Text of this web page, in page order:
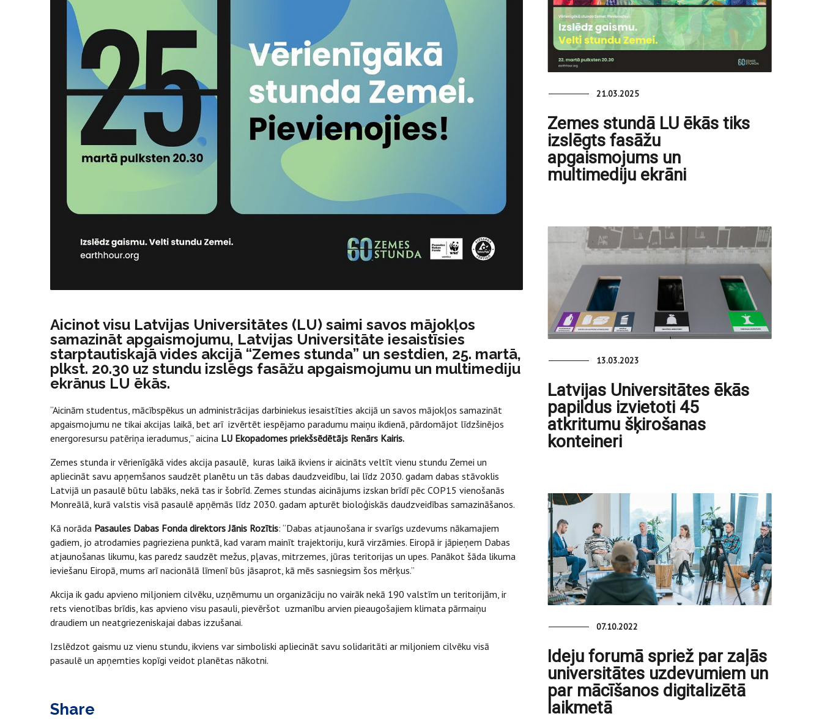
Aicinot visu Latvijas Universitātes (LU) saimi savos mājokļos
samazināt apgaismojumu, Latvijas Universitāte iesaistīsies
starptautiskajā vides akcijā “Zemes stunda” un sestdien, 25. martā,
plkst. 20.30 uz stundu izslēgs fasāžu apgaismojumu un multimediju
ekrānus LU ēkās.
“Aicinām studentus, mācībspēkus un administrācijas darbiniekus iesaistīties akcijā un savos mājokļos samazināt
apgaismojumu ne tikai akcijas laikā, bet arī izvērtēt iespējamo paradumu maiņu ikdienā, pārdomājot līdzšinējos
energoresursu patēriņa ieradumus,” aicina LU Ekopadomes priekšsēdētājs Renārs Kairis.
Zemes stunda ir vērienīgākā vides akcija pasaulē, kuras laikā ikviens ir aicināts veltīt vienu stundu Zemei un
apliecināt savu apņemšanos saudzēt planētu un tās dabas daudzveidību, lai līdz 2030. gadam dabas stāvoklis
Latvijā un pasaulē būtu labāks, nekā tas ir šobrīd. Zemes stundas aicinājums izskan brīdī pēc COP15 vienošanās
Monreālā, kurā valstis visā pasaulē apņēmās līdz 2030. gadam apturēt bioloģiskās daudzveidības samazināšanos.
Kā norāda Pasaules Dabas Fonda direktors Jānis Rozītis: “Dabas atjaunošana ir svarīgs uzdevums nākamajiem
gadiem, jo atrodamies pagrieziena punktā, kad varam mainīt trajektoriju, kurā virzāmies. Eiropā ir jāpieņem Dabas
atjaunošanas likumu, kas paredz saudzēt mežus, pļavas, mitrzemes, jūras teritorijas un upes. Panākot šāda likuma
ieviešanu Eiropā, mums arī nacionālā līmenī būs jāsaprot, kā mēs sasniegsim šos mērķus.”
Akcija ik gadu apvieno miljoniem cilvēku, uzņēmumu un organizāciju no vairāk nekā 190 valstīm un teritorijām, ir
rets vienotības brīdis, kas apvieno visu pasauli, pievēršot uzmanību arvien pieaugošajiem klimata pārmaiņu
draudiem un neatgriezeniskajai dabas izzušanai.
Izslēdzot gaismu uz vienu stundu, ikviens var simboliski apliecināt savu solidaritāti ar miljoniem cilvēku visā
pasaulē un apņemties kopīgi veidot planētas nākotni.
Share
21.03.2025
Zemes stundā LU ēkās tiks
izslēgts fasāžu
apgaismojums un
multimediju ekrāni
13.03.2023
Latvijas Universitātes ēkās
papildus izvietoti 45
atkritumu šķirošanas
konteineri
07.10.2022
Ideju forumā spriež par zaļās
universitātes uzdevumiem un
par mācīšanos digitalizētā
laikmetā